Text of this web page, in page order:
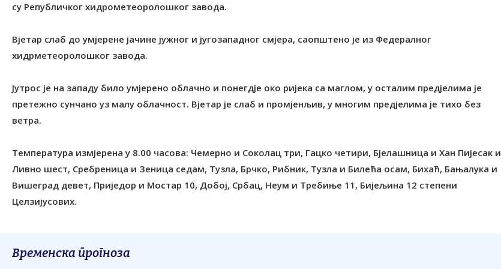
су Републичког хидрометеоролошког завода.
Вјетар слаб до умјерене јачине јужног и југозападног смјера, саопштено је из Федералног
хидрметеоролошког завода.
Јутрос је на западу било умјерено облачно и понегдје око ријека са маглом, у осталим предјелима је
претежно сунчано уз малу облачност. Вјетар је слаб и промјенљив, у многим предјелима је тихо без
ветра.
Температура измјерена у 8.00 часова: Чемерно и Соколац три, Гацко четири, Бјелашница и Хан Пијесак и
Ливно шест, Сребреница и Зеница седам, Тузла, Брчко, Рибник, Тузла и Билећа осам, Бихаћ, Бањалука и
Вишеград девет, Приједор и Мостар 10, Добој, Србац, Неум и Требиње 11, Бијељина 12 степени
Целзијусових.
Временска прогноза